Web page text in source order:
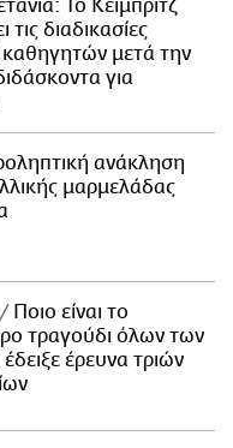
Το Κέιμπριτζ
τις διαδικασίες
μετά την
για
ανάκληση
μαρμελάδας
Ποιο είναι το
τραγούδι όλων των
έρευνα τριών